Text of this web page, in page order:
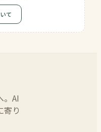
て
。AI
寄り